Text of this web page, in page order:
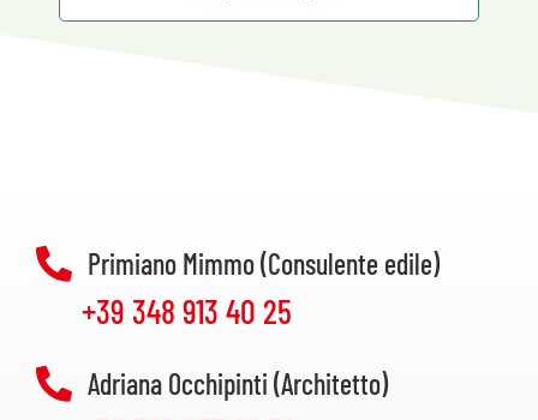
Primiano Mimmo (Consulente edile)
+39 348 913 40 25
Adriana Occhipinti (Architetto)